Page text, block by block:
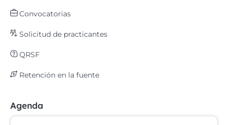
Convocatorias
Solicitud de practicantes
QRSF
Retención en la fuente
Agenda